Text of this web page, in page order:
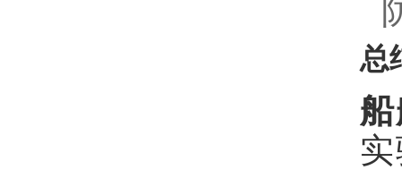
总